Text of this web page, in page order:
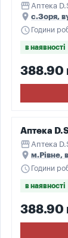
storefront Аптека
place с.Зоря,
schedule Години
в наявності
388.90
Аптека
storefront Аптека
place м.Рівне,
schedule Години
в наявності
388.90